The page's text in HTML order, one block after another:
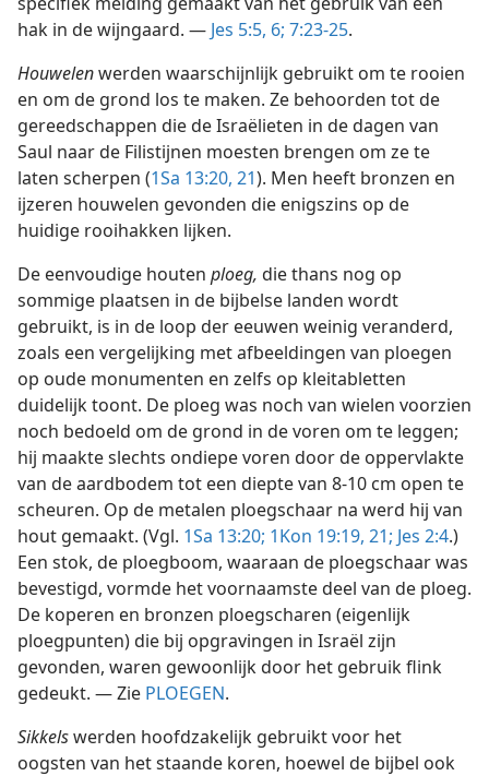
hak in de wijngaard. — Jes 5:5, 6; 7:23-25.
Houwelenwerden waarschijnlijk gebruikt om te rooien
en om de grond los te maken. Ze behoorden tot de
gereedschappen die de Israëlieten in de dagen van
Saul naar de Filistijnen moesten brengen om ze te
laten scherpen (1Sa 13:20, 21). Men heeft bronzen en
ijzeren houwelen gevonden die enigszins op de
huidige rooihakken lijken.
De eenvoudige houten ploeg, die thans nog op
sommige plaatsen in de bijbelse landen wordt
gebruikt, is in de loop der eeuwen weinig veranderd,
zoals een vergelijking met afbeeldingen van ploegen
op oude monumenten en zelfs op kleitabletten
duidelijk toont. De ploeg was noch van wielen voorzien
noch bedoeld om de grond in de voren om te leggen;
hij maakte slechts ondiepe voren door de oppervlakte
van de aardbodem tot een diepte van 8-10 cm open te
scheuren. Op de metalen ploegschaar na werd hij van
hout gemaakt. (Vgl. 1Sa 13:20; 1Kon 19:19, 21; Jes 2:4.)
Een stok, de ploegboom, waaraan de ploegschaar was
bevestigd, vormde het voornaamste deel van de ploeg.
De koperen en bronzen ploegscharen (eigenlijk
ploegpunten) die bij opgravingen in Israël zijn
gevonden, waren gewoonlijk door het gebruik flink
gedeukt. — Zie PLOEGEN.
Sikkelswerden hoofdzakelijk gebruikt voor het
oogsten van het staande koren, hoewel de bijbel ook